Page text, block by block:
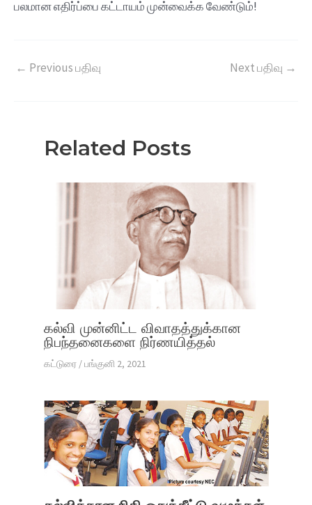
பலமான எதிர்ப்பை கட்டாயம் முன்வைக்க வேண்டும்!
← Previous பதிவு Next பதிவு →
Related Posts
கல்வி முன்னிட்ட விவாதத்துக்கான
நிபந்தனைகளை நிர்ணயித்தல்
கட்டுரை/பங்குனி 2, 2021